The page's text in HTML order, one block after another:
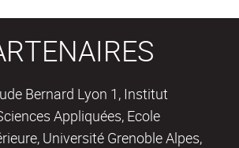
Bernard Lyon 1, Institut
Appliquées, Ecole
Université Grenoble Alpes,